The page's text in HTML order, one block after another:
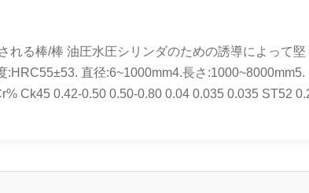
る棒/棒 油圧水圧シリンダのための誘導によって
直径:6~1000mm4.長さ
Ck45 0.42-0.50 0.50-0.80 0.04 0.035 0.035 ST52